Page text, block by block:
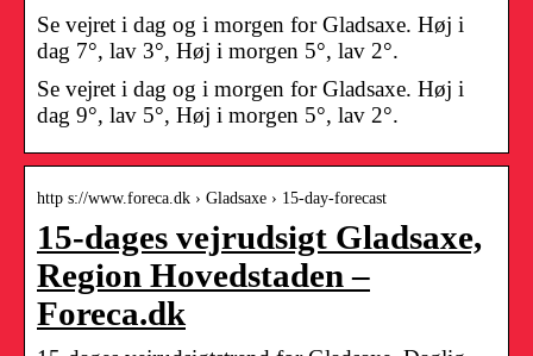
Se vejret i dag og i morgen for Gladsaxe. Høj i
dag 7°, lav 3°, Høj i morgen 5°, lav 2°.
Se vejret i dag og i morgen for Gladsaxe. Høj i
dag 9°, lav 5°, Høj i morgen 5°, lav 2°.
http s://www.foreca.dk › Gladsaxe › 15-day-forecast
15-dages vejrudsigt Gladsaxe,
Region Hovedstaden –
Foreca.dk